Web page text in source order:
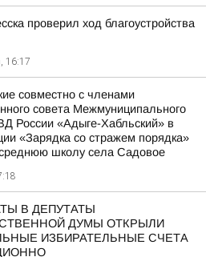
проверил ход благоустройства
16:17
совместно с членами
совета Межмуниципального
России «Адыге-Хабльский» в
«Зарядка со стражем порядка»
школу села Садовое
В ДЕПУТАТЫ
ДУМЫ ОТКРЫЛИ
ИЗБИРАТЕЛЬНЫЕ СЧЕТА